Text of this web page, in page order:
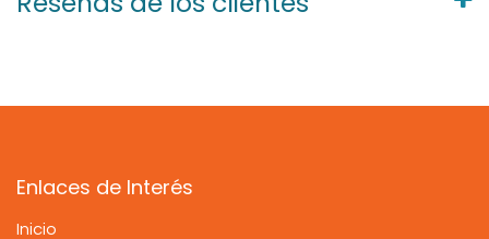
Enlaces de Interés
Inicio